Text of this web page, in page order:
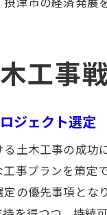
工事
ジェクト選定
土木工事の成
事プランを策定
の優先事項とな